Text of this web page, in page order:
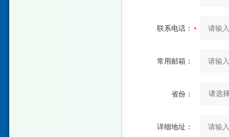
联系电话：
常用邮箱：
省份：
详细地址：